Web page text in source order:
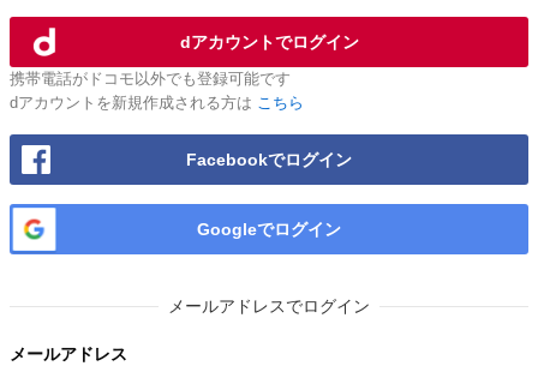
dアカウントでログイン
携帯電話がドコモ以外でも登録可能です
dアカウントを新規作成される方は こちら
Facebookでログイン
Googleでログイン
メールアドレスでログイン
メールアドレス